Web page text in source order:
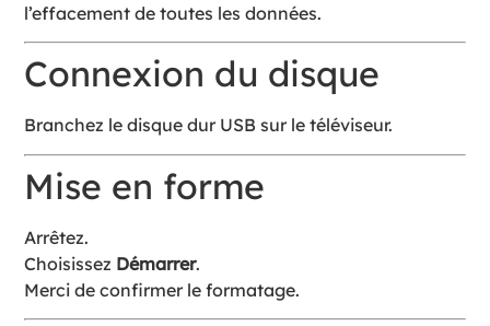
l’effacement de toutes les données.
Connexion du disque
Branchez le disque dur USB sur le téléviseur.
Mise en forme
Arrêtez.
Choisissez Démarrer.
Merci de confirmer le formatage.